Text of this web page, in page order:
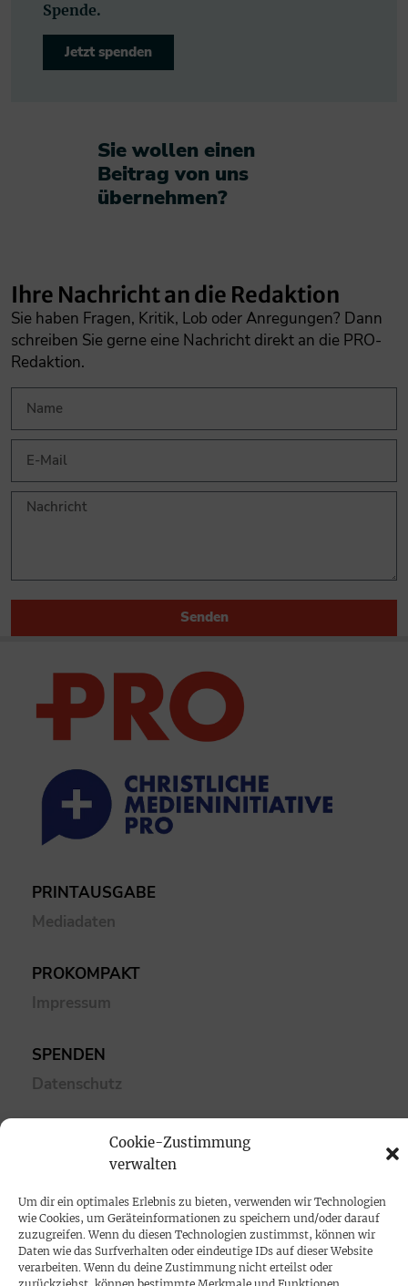
Cookie-Zustimmung
verwalten
Um dir ein optimales Erlebnis zu bieten, verwenden wir Technologien
wie Cookies, um Geräteinformationen zu speichern und/oder darauf
zuzugreifen. Wenn du diesen Technologien zustimmst, können wir
Daten wie das Surfverhalten oder eindeutige IDs auf dieser Website
verarbeiten. Wenn du deine Zustimmung nicht erteilst oder
Spende.
Jetzt spenden
Sie wollen einen
Beitrag von uns
übernehmen?​
Ihre Nachricht an die Redaktion
Sie haben Fragen, Kritik, Lob oder Anregungen? Dann
schreiben Sie gerne eine Nachricht direkt an die PRO-
Redaktion.
Senden
PRINTAUSGABE
Mediadaten
PROKOMPAKT
Impressum
SPENDEN
Datenschutz
Cookie-Richtlinie